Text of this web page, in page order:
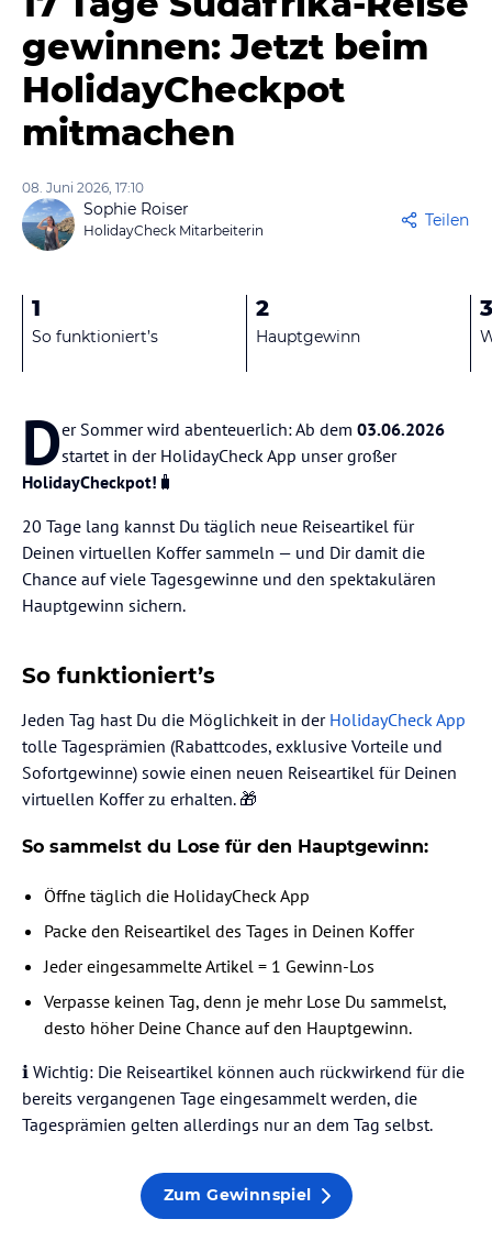
gewinnen: Jetzt beim
HolidayCheckpot
mitmachen
08. Juni 2026, 17:10
Sophie Roiser
HolidayCheck Mitarbeiterin
Teilen
1
So funktioniert’s
2
Hauptgewinn
3
Der Sommer wird abenteuerlich: Ab dem 03.06.2026
startet in der HolidayCheck App unser großer
HolidayCheckpot! 🧳
20 Tage lang kannst Du täglich neue Reiseartikel für
Deinen virtuellen Koffer sammeln — und Dir damit die
Chance auf viele Tagesgewinne und den spektakulären
Hauptgewinn sichern.
So funktioniert’s
Jeden Tag hast Du die Möglichkeit in der HolidayCheck App
tolle Tagesprämien (Rabattcodes, exklusive Vorteile und
Sofortgewinne) sowie einen neuen Reiseartikel für Deinen
virtuellen Koffer zu erhalten. 🎁
So sammelst du Lose für den Hauptgewinn:
Öffne täglich die HolidayCheck App
Packe den Reiseartikel des Tages in Deinen Koffer
Jeder eingesammelte Artikel = 1 Gewinn-Los
Verpasse keinen Tag, denn je mehr Lose Du sammelst,
desto höher Deine Chance auf den Hauptgewinn.
ℹ️ Wichtig: Die Reiseartikel können auch rückwirkend für die
bereits vergangenen Tage eingesammelt werden, die
Tagesprämien gelten allerdings nur an dem Tag selbst.
Zum Gewinnspiel